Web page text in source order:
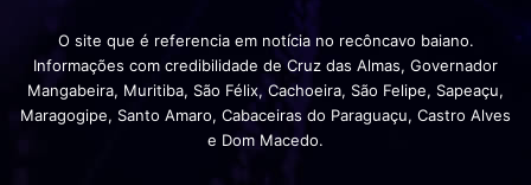
O site que é referencia em notícia no recôncavo baiano.
Informações com credibilidade de Cruz das Almas, Governador
Mangabeira, Muritiba, São Félix, Cachoeira, São Felipe, Sapeaçu,
Maragogipe, Santo Amaro, Cabaceiras do Paraguaçu, Castro Alves
e Dom Macedo.